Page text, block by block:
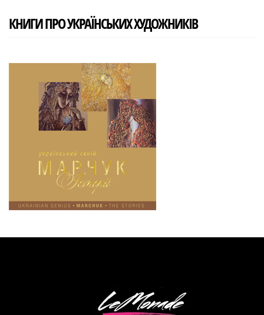
КНИГИ ПРО УКРАЇНСЬКИХ ХУДОЖНИКІВ